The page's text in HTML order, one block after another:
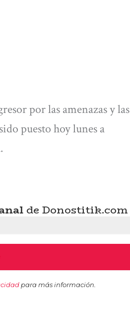
por las amenazas y las
puesto hoy lunes a
de Donostitik.com
para más información.